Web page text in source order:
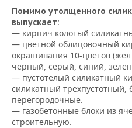
НЕФТЬ
ОПК
ЭНЕРГЕТИКА
РОЗНИЧНАЯ ТОРГОВЛЯ
ТРАНСПОРТ
УСЛУГИ
НОВОСТИ ТЕХНОЛОГИЙ
IT
МЕДИА
ТЕЛЕКОММУНИКАЦИИ
МЕРОПРИЯТИЯ
НОВОСТИ МЕРОПРИЯТИЙ
ВЫЕЗДНАЯ РЕДАКЦИЯ
БИЗНЕС-БРАНЧИ
ONLINE-КОНФЕРЕНЦИИ
СПОРТ
НОВОСТИ СПОРТА
ФУТБОЛ
ХОККЕЙ
ОБЩЕСТВО
НОВОСТИ ОБЩЕСТВА
ВЛАСТЬ
ФОТОГАЛЕРЕЯ
СЮЖЕТЫ
Помимо утолщенного
выпускает:
— кирпич колотый
— цветной облицовочный
окрашивания 10-цветов
черный, серый, синий,
— пустотелый силикатный
силикатный трехпустотный,
перегородочные.
— газобетонные блоки из
строительную.